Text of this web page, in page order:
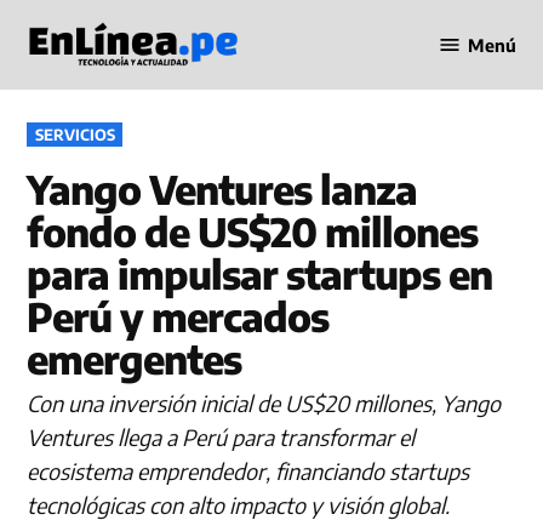
contenido
en Línea
Menú
PUBLICADO
EN
SERVICIOS
Yango Ventures lanza
fondo de US$20 millones
para impulsar startups en
Perú y mercados
emergentes
Con una inversión inicial de US$20 millones, Yango
Ventures llega a Perú para transformar el
ecosistema emprendedor, financiando startups
tecnológicas con alto impacto y visión global.